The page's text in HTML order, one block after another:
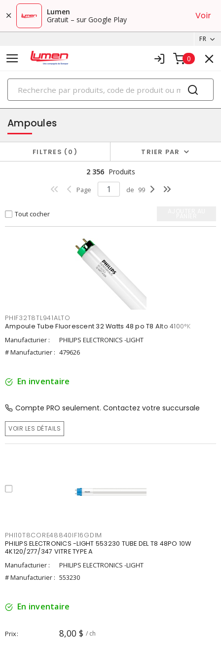
Lumen
Gratuit – sur Google Play
Voir
FR
0
PRODUITS
éclairage
Ampoules
FILTRES 0 TRIER PAR
2 356 Produits
Page de 99
Tout cocher
PHIF32T8TL941ALTO
Ampoule Tube Fluorescent 32 Watts 48 po T8 Alto 4100°K
Manufacturier :
PHILIPS ELECTRONICS -LIGHT
# Manufacturier : 479626
En inventaire
Compte PRO seulement. Contactez votre succursale
VOIR LES DÉTAILS
PHI10T8CORE48840IF16GDIM
PHILIPS ELECTRONICS -LIGHT 553230 TUBE DEL T8 48PO 10W
4K120/277/347 VITRE TYPE A
Manufacturier :
PHILIPS ELECTRONICS -LIGHT
# Manufacturier : 553230
En inventaire
Prix 8,00 $ / ch